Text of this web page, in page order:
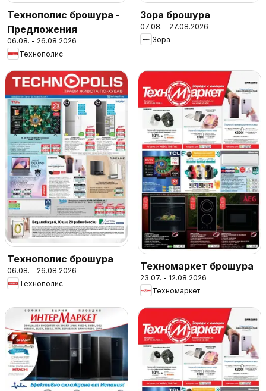
Технополис брошура -
Предложения
06.08. - 26.08.2026
Технополис
Зора брошура
07.08. - 27.08.2026
Зора
Технополис брошура
06.08. - 26.08.2026
Технополис
Техномаркет брошура
23.07. - 12.08.2026
Техномаркет